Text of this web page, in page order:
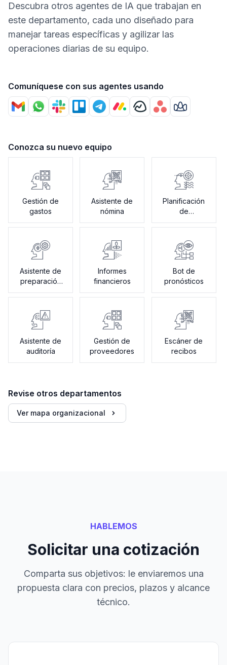
Descubra otros agentes de IA que trabajan en
este departamento, cada uno diseñado para
manejar tareas específicas y agilizar las
operaciones diarias de su equipo.
Comuníquese con sus agentes usando
Conozca su nuevo equipo
Gestión de
gastos
Asistente de
nómina
Planificación
de
presupuestos
Asistente de
preparación
de impuestos
Informes
financieros
Bot de
pronósticos
Asistente de
auditoría
Gestión de
proveedores
Escáner de
recibos
Revise otros departamentos
Ver mapa organizacional
HABLEMOS
Solicitar una cotización
Comparta sus objetivos: le enviaremos una
propuesta clara con precios, plazos y alcance
técnico.